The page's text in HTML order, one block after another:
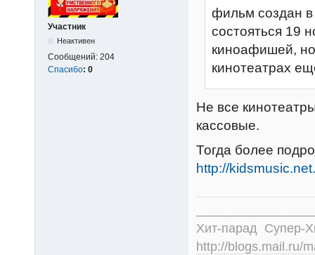
Участник
Неактивен
Сообщений: 204
Спасибо: 0
фильм создан
состояться 19
киноафишей,
кинотеатрах
Не все
кассовые.
Тогда более
http://
Хит-парад Супер-
http://blogs.mail.ru/